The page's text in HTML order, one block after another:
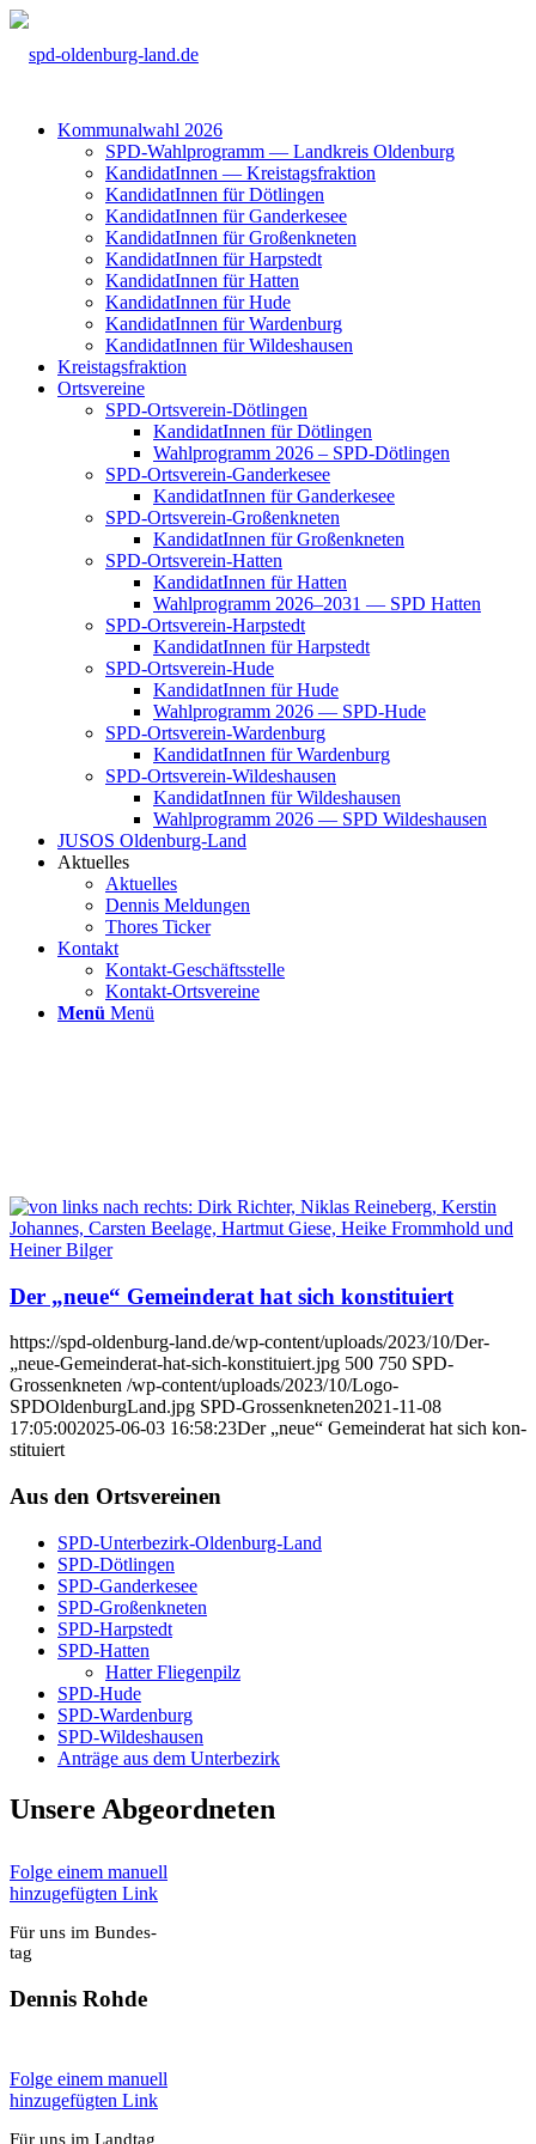
Kom­mu­nal­wahl 2026
SPD-Wahl­pro­gramm — Land­kreis Olden­burg
Kan­di­da­tIn­nen — Kreis­tags­frak­ti­on
Kan­di­da­tIn­nen für Döt­lin­gen
Kan­di­da­tIn­nen für Gan­der­ke­see
Kan­di­da­tIn­nen für Groß­enkne­ten
Kan­di­da­tIn­nen für Harp­s­tedt
Kan­di­da­tIn­nen für Hat­ten
Kan­di­da­tIn­nen für Hude
Kan­di­da­tIn­nen für War­den­burg
Kan­di­da­tIn­nen für Wil­des­hau­sen
Kreis­tags­frak­ti­on
Orts­ver­ei­ne
SPD-Orts­­ver­­ein-Döt­­lin­­gen
Kan­di­da­tIn­nen für Döt­lin­gen
Wahl­pro­gramm 2026 – SPD-Döt­lin­gen
SPD-Orts­­ver­­ein-Gan­­der­ke­­see
Kan­di­da­tIn­nen für Gan­der­ke­see
SPD-Orts­­ver­­ein-Gro­ß­en­k­ne­­ten
Kan­di­da­tIn­nen für Groß­enkne­ten
SPD-Orts­­ver­­ein-Hat­­ten
Kan­di­da­tIn­nen für Hat­ten
Wahl­pro­gramm 2026–2031 — SPD Hat­ten
SPD-Orts­­ver­­ein-Har­p­s­tedt
Kan­di­da­tIn­nen für Harp­s­tedt
SPD-Orts­­ver­­ein-Hude
Kan­di­da­tIn­nen für Hude
Wahl­pro­gramm 2026 — SPD-Hude
SPD-Orts­­ver­­ein-War­­den­­burg
Kan­di­da­tIn­nen für War­den­burg
SPD-Orts­­ver­­ein-Wil­­des­hau­­sen
Kan­di­da­tIn­nen für Wil­des­hau­sen
Wahl­pro­gramm 2026 — SPD Wil­des­hau­sen
JUSOS Olden­­burg-Land
Aktu­el­les
Aktu­el­les
Den­nis Mel­dun­gen
Tho­res Ticker
Kon­takt
Kon­­­takt-Geschäfts­­s­tel­­le
Kon­­­takt-Orts­­ver­­ei­­ne
Menü Menü
Der „neue“ Gemein­de­rat hat sich kon­sti­tu­iert
https://spd-oldenburg-land.de/wp-content/uploads/2023/10/Der-
„neue-Gemeinderat-hat-sich-konstituiert.jpg 500 750 SPD-
Grossenkneten /wp-content/uploads/2023/10/Logo-
SPDOldenburgLand.jpg SPD-Grossenkneten2021-11-08
17:05:002025-06-03 16:58:23Der „neue“ Gemein­de­rat hat sich kon­
sti­tu­iert
Aus den Orts­ver­ei­nen
SPD-Unter­be­zirk-Olden­burg-Land
SPD-Döt­lin­gen
SPD-Gan­der­ke­see
SPD-Groß­enkne­ten
SPD-Harp­s­tedt
SPD-Hat­ten
Hat­ter Flie­gen­pilz
SPD-Hude
SPD-War­den­burg
SPD-Wil­des­hau­sen
Anträ­ge aus dem Unter­be­zirk
Unse­re Abge­ord­ne­ten
Fol­ge einem manu­ell
hin­zu­ge­füg­ten Link
Für uns im Bun­des­
tag
Den­nis Roh­de
Fol­ge einem manu­ell
hin­zu­ge­füg­ten Link
Für uns im Land­tag